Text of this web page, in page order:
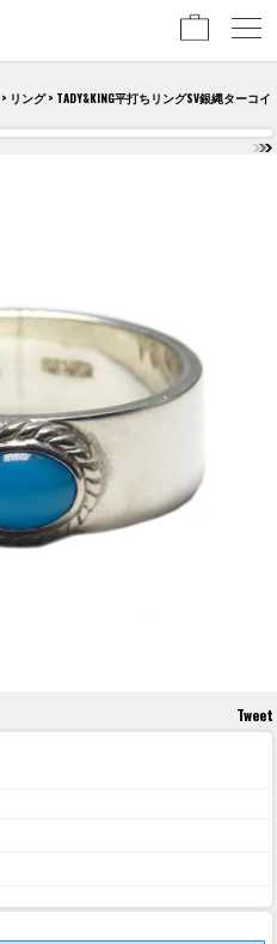
> リング> TADY&KING平打ちリングSV銀縄ターコイ
Tweet